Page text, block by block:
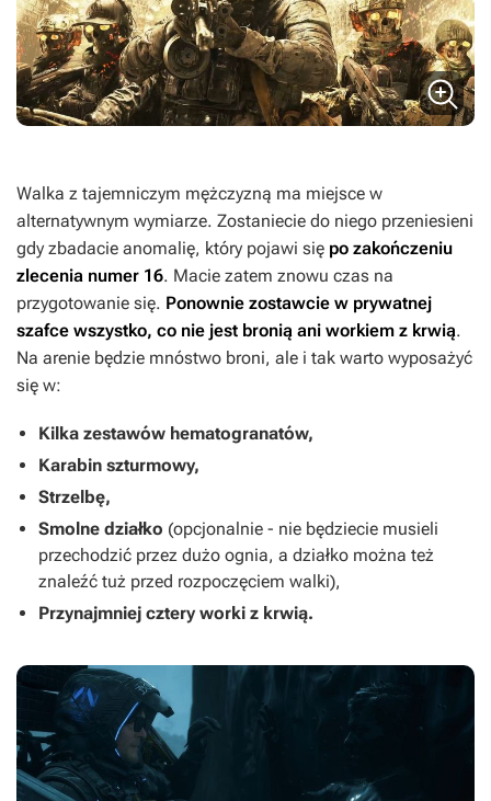
Walka z tajemniczym mężczyzną ma miejsce w
alternatywnym wymiarze. Zostaniecie do niego przeniesieni
gdy zbadacie anomalię, który pojawi się po zakończeniu
zlecenia numer 16. Macie zatem znowu czas na
przygotowanie się. Ponownie zostawcie w prywatnej
szafce wszystko, co nie jest bronią ani workiem z krwią.
Na arenie będzie mnóstwo broni, ale i tak warto wyposażyć
się w:
Kilka zestawów hematogranatów,
Karabin szturmowy,
Strzelbę,
Smolne działko (opcjonalnie - nie będziecie musieli
przechodzić przez dużo ognia, a działko można też
znaleźć tuż przed rozpoczęciem walki),
Przynajmniej cztery worki z krwią.